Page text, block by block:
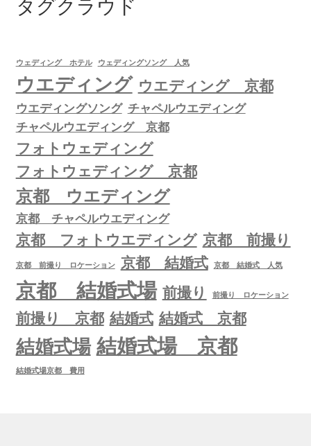
タグクラウド
ウェディング ホテル ウェディングソング 人気
ウエディング ウエディング 京都
ウエディングソング チャペルウエディング
チャペルウエディング 京都
フォトウェディング
フォトウェディング 京都
京都 ウエディング
京都 チャペルウエディング
京都 フォトウエディング 京都 前撮り
京都 前撮り ロケーション 京都 結婚式 京都 結婚式 人気
京都 結婚式場 前撮り 前撮り ロケーション
前撮り 京都 結婚式 結婚式 京都
結婚式場 結婚式場 京都
結婚式場京都 費用